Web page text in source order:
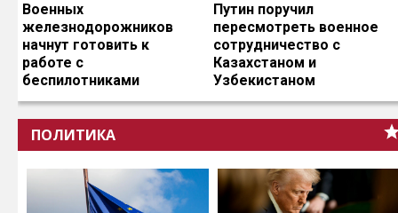
Военных
железнодорожников
начнут готовить к
работе с
беспилотниками
Путин поручил
пересмотреть военное
сотрудничество с
Казахстаном и
Узбекистаном
ПОЛИТИКА